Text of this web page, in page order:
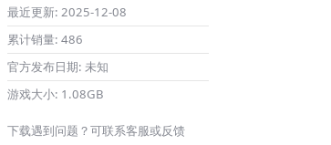
最近更新: 2025-12-08
累计销量: 486
官方发布日期: 未知
游戏大小: 1.08GB
下载遇到问题？可联系客服或反馈